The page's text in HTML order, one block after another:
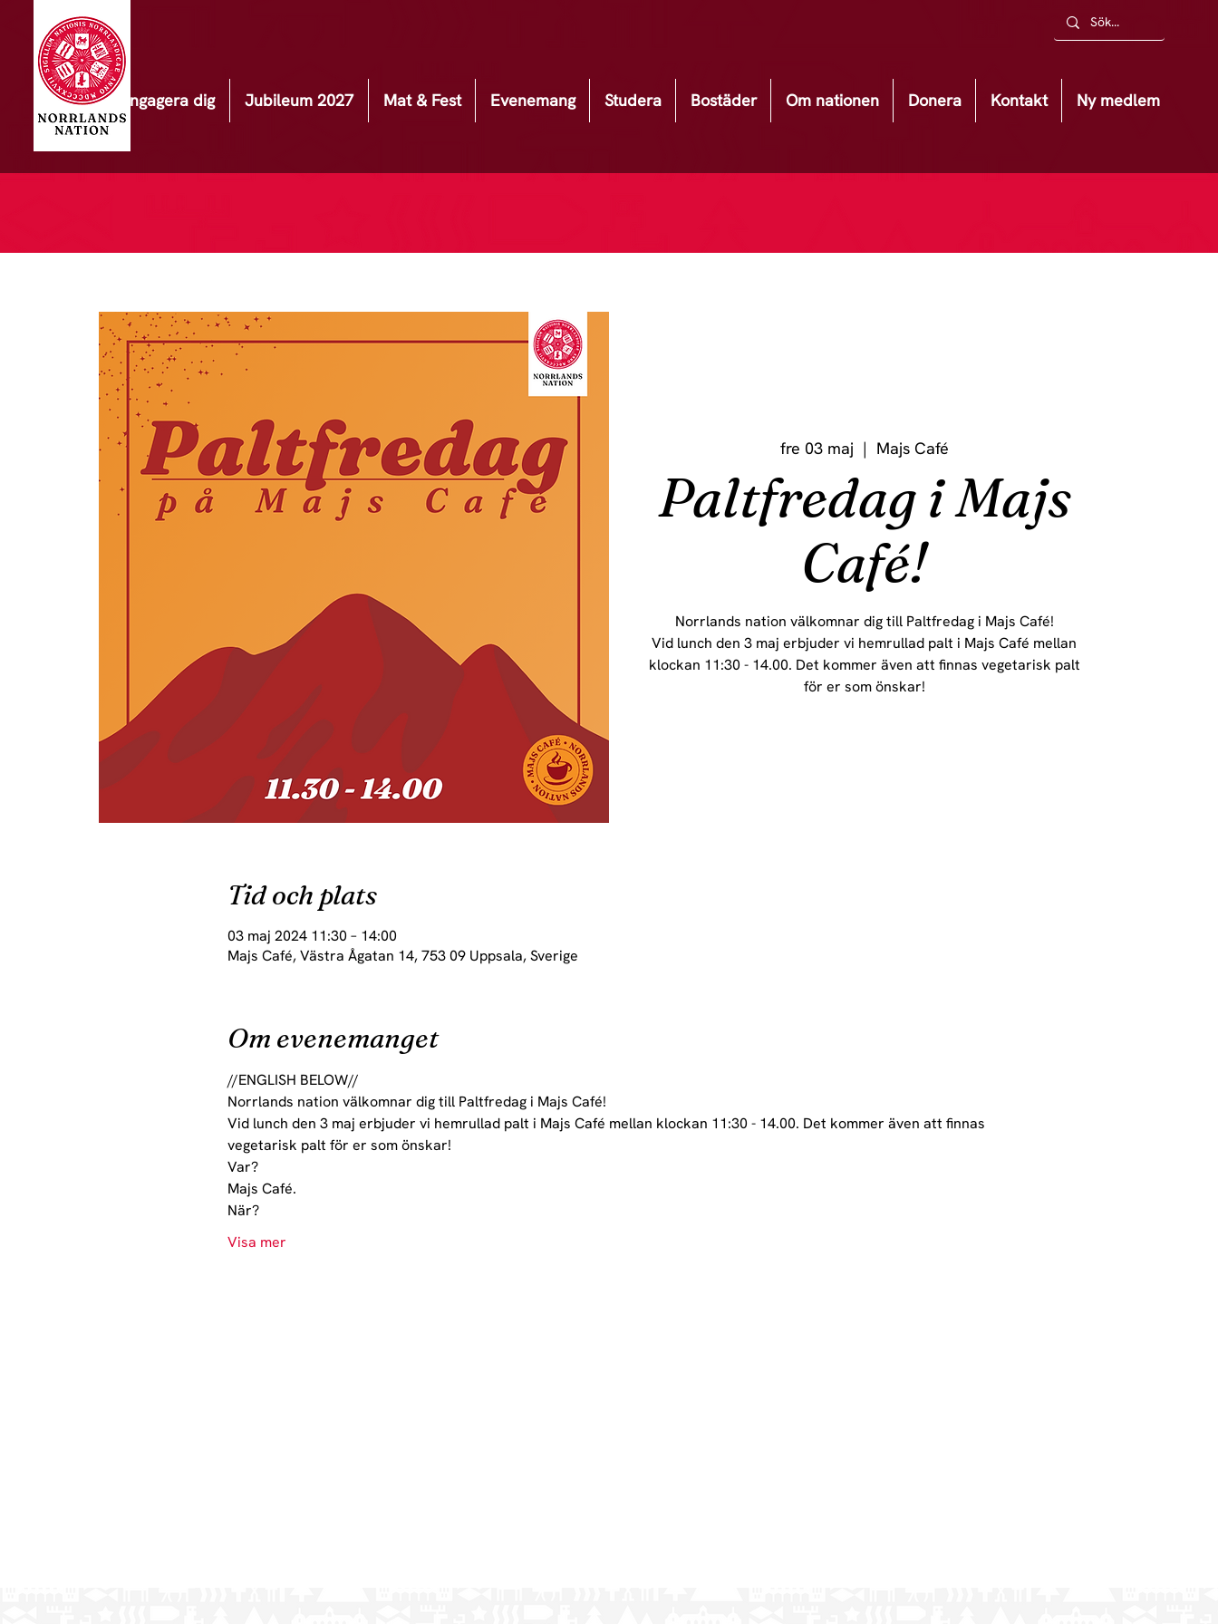
Engagera dig Jubileum 2027 Mat & Fest Evenemang Studera Bostäder Om nationen Donera Kontakt Ny medlem
fre 03 maj
  |
Majs Café
Paltfredag i Majs
Café!
Norrlands nation välkomnar dig till Paltfredag i Majs Café!
Vid lunch den 3 maj erbjuder vi hemrullad palt i Majs Café mellan
klockan 11:30 - 14.00. Det kommer även att finnas vegetarisk palt
för er som önskar!
Tid och plats
03 maj 2024 11:30 – 14:00
Majs Café, Västra Ågatan 14, 753 09 Uppsala, Sverige
Om evenemanget
//ENGLISH BELOW//
Norrlands nation välkomnar dig till Paltfredag i Majs Café!
Vid lunch den 3 maj erbjuder vi hemrullad palt i Majs Café mellan klockan 11:30 - 14.00. Det kommer även att finnas
vegetarisk palt för er som önskar!
Var?
Majs Café.
När?
Visa mer